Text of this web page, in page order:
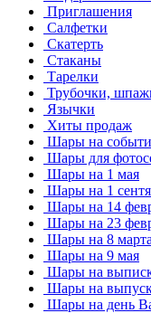
Приглашения
Салфетки
Скатерть
Стаканы
Тарелки
Трубочки,
Язычки
Хиты продаж
Шары на
Шары для
Шары на 1 мая
Шары на 1
Шары на 14
Шары на 23
Шары на 8 марта
Шары на 9 мая
Шары на
Шары на
Шары на день